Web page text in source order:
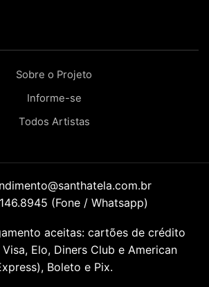
Sobre o Projeto
Informe-se
Todos Artistas
(Fone / Whatsapp)
aceitas: cartões de crédito
Elo, Diners Club e American
Boleto e Pix.